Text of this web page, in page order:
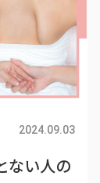
2024.09.03
ない人の